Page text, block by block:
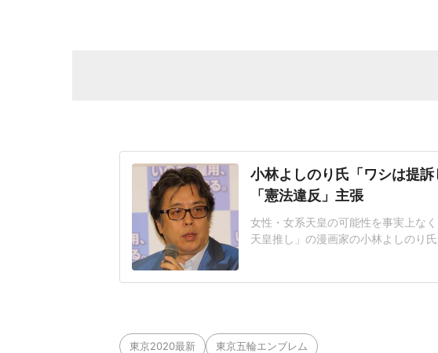
小林よしのり氏「ワシは提
「憲法違反」主張
女性・女系天皇の可能性を事実上な
天皇推し」の漫画家の小林よしのり
が相次ぐ事態となっています」と取
ド!スクランブル」(テレビ朝日系)に
東京2020最新 東京五輪エンブレム